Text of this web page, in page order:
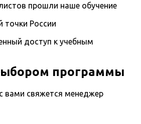
прошли наше обучение
точки России
доступ к учебным
программы
вами свяжется менеджер